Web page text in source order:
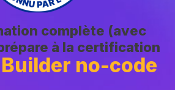
complète (avec
à la certification
no-code